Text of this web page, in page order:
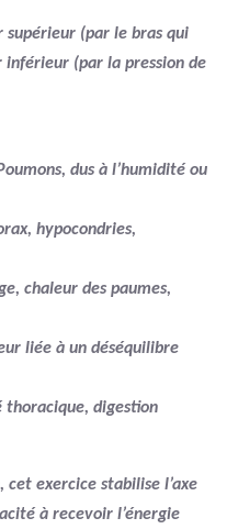
supérieur (par le bras qui
inférieur (par la pression de
, dus à l’humidité ou
, hypocondries,
chaleur des paumes,
liée à un déséquilibre
digestion
cet exercice stabilise l’axe
à recevoir l’énergie